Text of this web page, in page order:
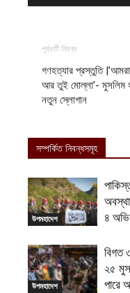
পূর্ববর্তী নিবন্ধ
গণহত্যার প্রস্তুতি |’আমরা
আর তুই মোল্লা’- মুসলিম
নতুন স্লোগান
সম্পর্কিত নিবন্ধসমূহ
উপমহাদেশ
৪
উপমহাদেশ
বিগত
২৫
পারে